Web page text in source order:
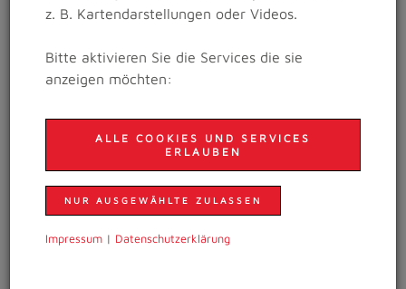
DER SPITZE!
z. B. Kartendarstellungen oder Videos.
Bitte aktivieren Sie die Services die sie
anzeigen möchten:
ALLE COOKIES UND SERVICES
ERLAUBEN
NUR AUSGEWÄHLTE ZULASSEN
Impressum | Daten­schutzer­klärung